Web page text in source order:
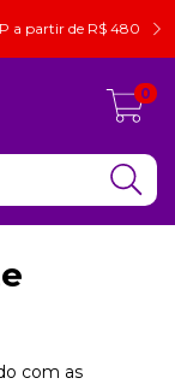
a partir de R$ 480
0
com as